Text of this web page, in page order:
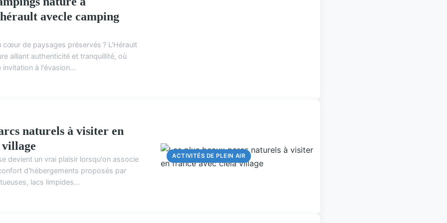
avecle camping
cœur de paysages préservés ? L'Hérault
alliant authenticité et tranquillité, où
à l'évasion...
ACTIVITÉS DE PLEIN AIR
naturels à visiter en
devient un vrai plaisir lorsqu'on associe
d'hébergements proposés par
lacs limpides...